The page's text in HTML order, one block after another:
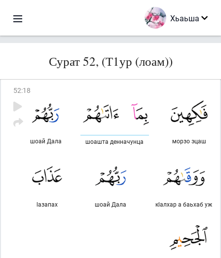
Хьаьша
Сурат 52, (Т1ур (лоам))
52:18
морзо эцаш
шоашта денначунца
шоай Дала
кlалхар а баьхаб уж
шоай Дала
lазапах